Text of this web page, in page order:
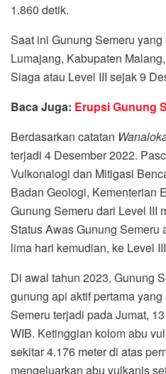
1.860 detik.
Saat ini Gunung Semeru
Lumajang, Kabupaten
Siaga atau Level III sejak 9
Baca Juga: Erupsi Gunung
Berdasarkan catatan
terjadi 4 Desember 2022.
Vulkonalogi dan Mitigasi
Badan Geologi, Kementerian
Gunung Semeru dari Level III
Status Awas Gunung Semeru
lima hari kemudian, ke Level
Di awal tahun 2023, Gunung
gunung api aktif pertama
Semeru terjadi pada Jumat,
WIB. Ketinggian kolom abu
sekitar 4.176 meter di atas
mengeluarkan abu vulkanis